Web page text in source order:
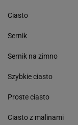
Ciasto
Sernik
Sernik na zimno
Szybkie ciasto
Proste ciasto
Ciasto z malinami